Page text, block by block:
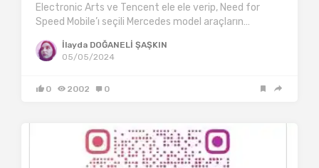
Electronic Arts ve Tencent ele ele verip, Need for
Speed Mobile’ı seçili Mercedes model araçların…
İlayda DOĞANELİ ŞAŞKIN
05/05/2024
0 2002 0